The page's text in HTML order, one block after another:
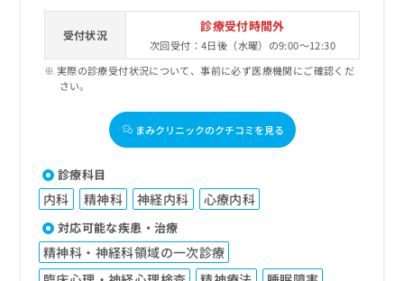
受付状況
診療受付時間外
次回受付：4日後（水曜）の9:00～12:30
実際の診療受付状況について、事前に必ず医療機関にご確認くだ
さい。
まみクリニックのクチコミを見る
診療科目
内科 精神科 神経内科 心療内科
対応可能な疾患・治療
精神科・神経科領域の一次診療